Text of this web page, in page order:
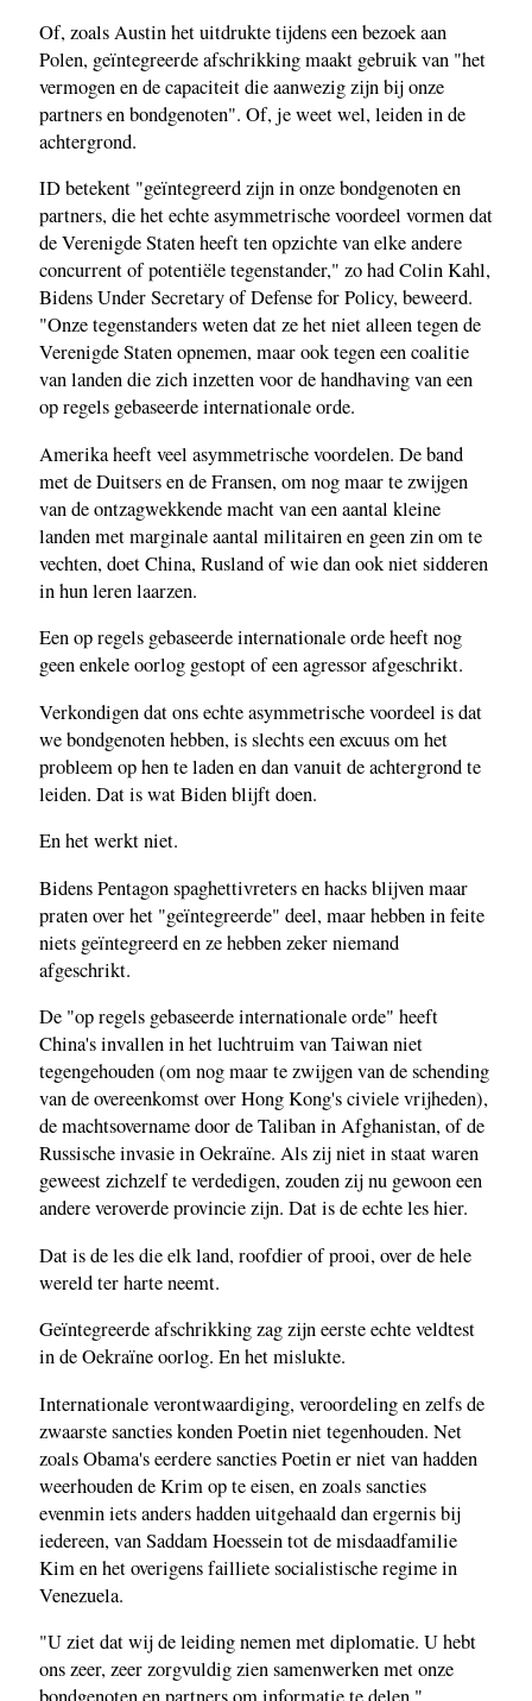
Of, zoals Austin het uitdrukte tijdens een bezoek aan
Polen, geïntegreerde afschrikking maakt gebruik van "het
vermogen en de capaciteit die aanwezig zijn bij onze
partners en bondgenoten". Of, je weet wel, leiden in de
achtergrond.
ID betekent "geïntegreerd zijn in onze bondgenoten en
partners, die het echte asymmetrische voordeel vormen dat
de Verenigde Staten heeft ten opzichte van elke andere
concurrent of potentiële tegenstander," zo had Colin Kahl,
Bidens Under Secretary of Defense for Policy, beweerd.
"Onze tegenstanders weten dat ze het niet alleen tegen de
Verenigde Staten opnemen, maar ook tegen een coalitie
van landen die zich inzetten voor de handhaving van een
op regels gebaseerde internationale orde.
Amerika heeft veel asymmetrische voordelen. De band
met de Duitsers en de Fransen, om nog maar te zwijgen
van de ontzagwekkende macht van een aantal kleine
landen met marginale aantal militairen en geen zin om te
vechten, doet China, Rusland of wie dan ook niet sidderen
in hun leren laarzen.
Een op regels gebaseerde internationale orde heeft nog
geen enkele oorlog gestopt of een agressor afgeschrikt.
Verkondigen dat ons echte asymmetrische voordeel is dat
we bondgenoten hebben, is slechts een excuus om het
probleem op hen te laden en dan vanuit de achtergrond te
leiden. Dat is wat Biden blijft doen.
En het werkt niet.
Bidens Pentagon spaghettivreters en hacks blijven maar
praten over het "geïntegreerde" deel, maar hebben in feite
niets geïntegreerd en ze hebben zeker niemand
afgeschrikt.
De "op regels gebaseerde internationale orde" heeft
China's invallen in het luchtruim van Taiwan niet
tegengehouden (om nog maar te zwijgen van de schending
van de overeenkomst over Hong Kong's civiele vrijheden),
de machtsovername door de Taliban in Afghanistan, of de
Russische invasie in Oekraïne. Als zij niet in staat waren
geweest zichzelf te verdedigen, zouden zij nu gewoon een
andere veroverde provincie zijn. Dat is de echte les hier.
Dat is de les die elk land, roofdier of prooi, over de hele
wereld ter harte neemt.
Geïntegreerde afschrikking zag zijn eerste echte veldtest
in de Oekraïne oorlog. En het mislukte.
Internationale verontwaardiging, veroordeling en zelfs de
zwaarste sancties konden Poetin niet tegenhouden. Net
zoals Obama's eerdere sancties Poetin er niet van hadden
weerhouden de Krim op te eisen, en zoals sancties
evenmin iets anders hadden uitgehaald dan ergernis bij
iedereen, van Saddam Hoessein tot de misdaadfamilie
Kim en het overigens failliete socialistische regime in
Venezuela.
"U ziet dat wij de leiding nemen met diplomatie. U hebt
ons zeer, zeer zorgvuldig zien samenwerken met onze